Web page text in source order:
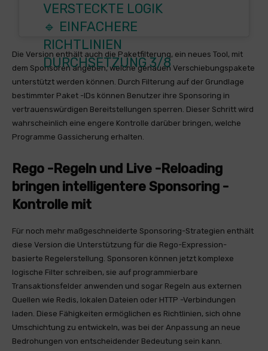
VERSTECKTE LOGIK
🔹 EINFACHERE
RICHTLINIEN
DURCHSETZUNG 3/8
Die Version enthält auch die Paketfilterung, ein neues Tool, mit
dem Sponsoren angeben, welche genauen Verschiebungspakete
unterstützt werden können. Durch Filterung auf der Grundlage
bestimmter Paket -IDs können Benutzer ihre Sponsoring in
vertrauenswürdigen Bereitstellungen sperren. Dieser Schritt wird
wahrscheinlich eine engere Kontrolle darüber bringen, welche
Programme Gassicherung erhalten.
Rego -Regeln und Live -Reloading
bringen intelligentere Sponsoring -
Kontrolle mit
Für noch mehr maßgeschneiderte Sponsoring-Strategien enthält
diese Version die Unterstützung für die Rego-Expression-
basierte Regelerstellung. Sponsoren können jetzt komplexe
logische Filter schreiben, sie auf programmierbare
Transaktionsfelder anwenden und sogar Regeln aus externen
Quellen wie Redis, lokalen Dateien oder HTTP -Verbindungen
laden. Diese Fähigkeiten ermöglichen es Richtlinien, sich ohne
Umschichtung zu entwickeln, was bei der Anpassung an neue
Bedrohungen von entscheidender Bedeutung sein kann.